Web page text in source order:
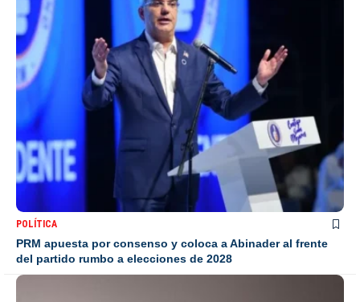
POLÍTICA
PRM apuesta por consenso y coloca a Abinader al frente
del partido rumbo a elecciones de 2028